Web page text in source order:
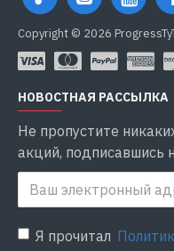
Copyright © 2026
НОВОСТНАЯ РАССЫЛКА
Не пропустите
акций, подписавшись
Я прочитал